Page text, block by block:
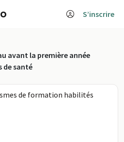
S’inscrire
avant la première année
de santé
de formation habilités